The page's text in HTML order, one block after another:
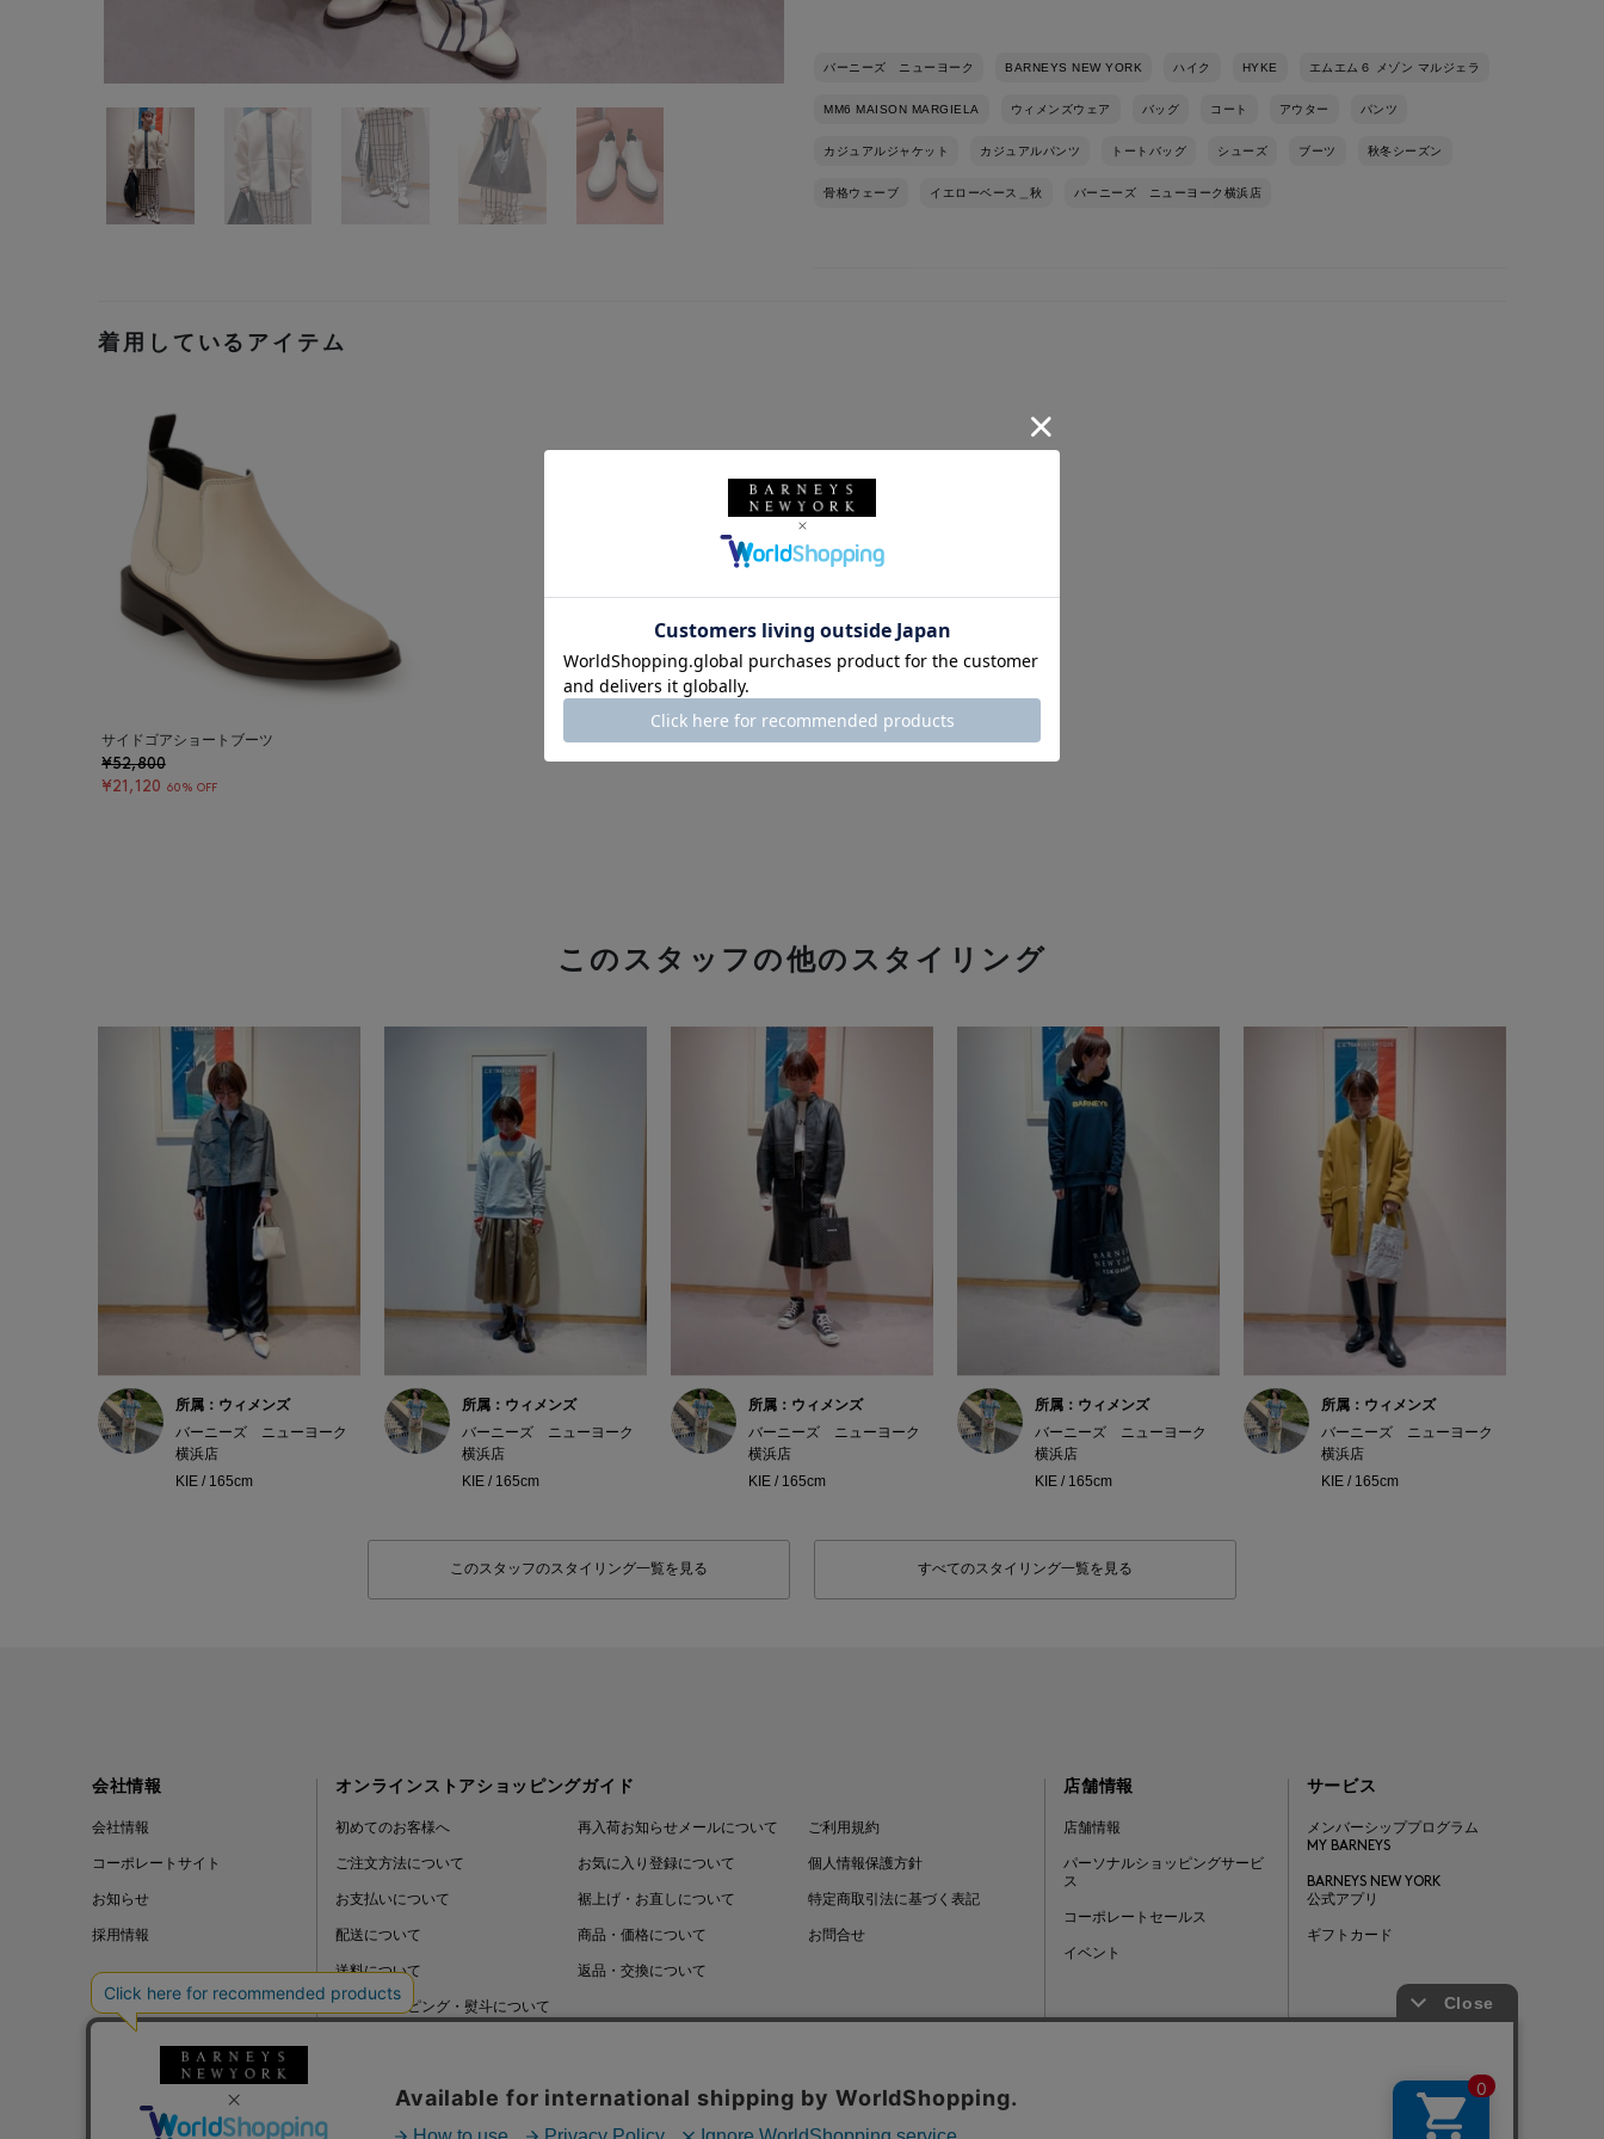
バーニーズ ニューヨーク BARNEYS NEW YORK ハイク HYKE エムエム６ メゾン マルジェラ
MM6 MAISON MARGIELA ウィメンズウェア バッグ コート アウター パンツ
カジュアルジャケット カジュアルパンツ トートバッグ シューズ ブーツ 秋冬シーズン
骨格ウェーブ イエローベース＿秋 バーニーズ ニューヨーク横浜店
着用しているアイテム
サイドゴアショートブーツ
¥52,800
¥21,120 60% OFF
このスタッフの他のスタイリング
所属：ウィメンズ
バーニーズ ニューヨーク
横浜店
KIE / 165cm
所属：ウィメンズ
バーニーズ ニューヨーク
横浜店
KIE / 165cm
所属：ウィメンズ
バーニーズ ニューヨーク
横浜店
KIE / 165cm
所属：ウィメンズ
バーニーズ ニューヨーク
横浜店
KIE / 165cm
所属：ウィメンズ
バーニーズ ニューヨーク
横浜店
KIE / 165cm
このスタッフのスタイリング一覧を見る すべてのスタイリング一覧を見る
会社情報
会社情報
コーポレートサイト
お知らせ
採用情報
オンラインストアショッピングガイド
初めてのお客様へ
ご注文方法について
お支払いについて
配送について
送料について
ギフトラッピング・熨斗について
再入荷お知らせメールについて
お気に入り登録について
裾上げ・お直しについて
商品・価格について
返品・交換について
ご利用規約
個人情報保護方針
特定商取引法に基づく表記
お問合せ
店舗情報
店舗情報
パーソナルショッピングサービ
ス
コーポレートセールス
イベント
サービス
メンバーシッププログラム
MY BARNEYS
BARNEYS NEW YORK
公式アプリ
ギフトカード